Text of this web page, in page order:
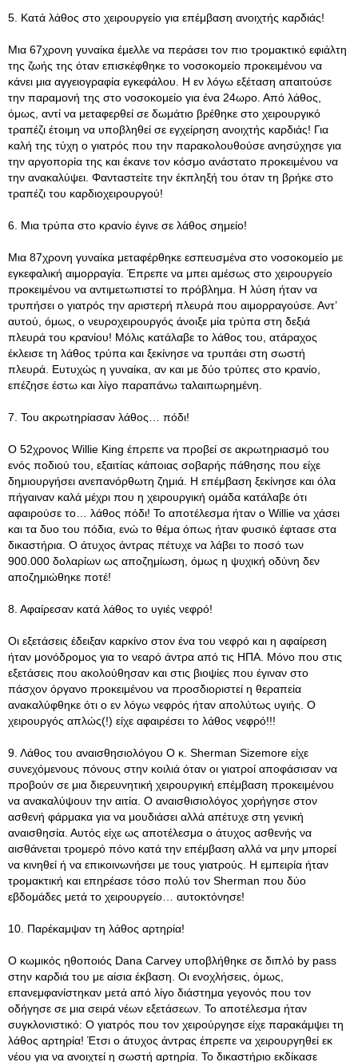
5. Κατά λάθος στο χειρουργείο για επέμβαση ανοιχτής καρδιάς!
Μια 67χρονη γυναίκα έμελλε να περάσει τον πιο τρομακτικό εφιάλτη
της ζωής της όταν επισκέφθηκε το νοσοκομείο προκειμένου να
κάνει μια αγγειογραφία εγκεφάλου. Η εν λόγω εξέταση απαιτούσε
την παραμονή της στο νοσοκομείο για ένα 24ωρο. Από λάθος,
όμως, αντί να μεταφερθεί σε δωμάτιο βρέθηκε στο χειρουργικό
τραπέζι έτοιμη να υποβληθεί σε εγχείρηση ανοιχτής καρδιάς! Για
καλή της τύχη ο γιατρός που την παρακολουθούσε ανησύχησε για
την αργοπορία της και έκανε τον κόσμο ανάστατο προκειμένου να
την ανακαλύψει. Φανταστείτε την έκπληξή του όταν τη βρήκε στο
τραπέζι του καρδιοχειρουργού!
6. Μια τρύπα στο κρανίο έγινε σε λάθος σημείο!
Μια 87χρονη γυναίκα μεταφέρθηκε εσπευσμένα στο νοσοκομείο με
εγκεφαλική αιμορραγία. Έπρεπε να μπει αμέσως στο χειρουργείο
προκειμένου να αντιμετωπιστεί το πρόβλημα. Η λύση ήταν να
τρυπήσει ο γιατρός την αριστερή πλευρά που αιμορραγούσε. Αντ’
αυτού, όμως, ο νευροχειρουργός άνοιξε μία τρύπα στη δεξιά
πλευρά του κρανίου! Μόλις κατάλαβε το λάθος του, ατάραχος
έκλεισε τη λάθος τρύπα και ξεκίνησε να τρυπάει στη σωστή
πλευρά. Ευτυχώς η γυναίκα, αν και με δύο τρύπες στο κρανίο,
επέζησε έστω και λίγο παραπάνω ταλαιπωρημένη.
7. Του ακρωτηρίασαν λάθος… πόδι!
Ο 52χρονος Willie King έπρεπε να προβεί σε ακρωτηριασμό του
ενός ποδιού του, εξαιτίας κάποιας σοβαρής πάθησης που είχε
δημιουργήσει ανεπανόρθωτη ζημιά. Η επέμβαση ξεκίνησε και όλα
πήγαιναν καλά μέχρι που η χειρουργική ομάδα κατάλαβε ότι
αφαιρούσε το… λάθος πόδι! Το αποτέλεσμα ήταν ο Willie να χάσει
και τα δυο του πόδια, ενώ το θέμα όπως ήταν φυσικό έφτασε στα
δικαστήρια. Ο άτυχος άντρας πέτυχε να λάβει το ποσό των
900.000 δολαρίων ως αποζημίωση, όμως η ψυχική οδύνη δεν
αποζημιώθηκε ποτέ!
8. Αφαίρεσαν κατά λάθος το υγιές νεφρό!
Οι εξετάσεις έδειξαν καρκίνο στον ένα του νεφρό και η αφαίρεση
ήταν μονόδρομος για το νεαρό άντρα από τις ΗΠΑ. Μόνο που στις
εξετάσεις που ακολούθησαν και στις βιοψίες που έγιναν στο
πάσχον όργανο προκειμένου να προσδιοριστεί η θεραπεία
ανακαλύφθηκε ότι ο εν λόγω νεφρός ήταν απολύτως υγιής. Ο
χειρουργός απλώς(!) είχε αφαιρέσει το λάθος νεφρό!!!
9. Λάθος του αναισθησιολόγου Ο κ. Sherman Sizemore είχε
συνεχόμενους πόνους στην κοιλιά όταν οι γιατροί αποφάσισαν να
προβούν σε μια διερευνητική χειρουργική επέμβαση προκειμένου
να ανακαλύψουν την αιτία. Ο αναισθισιολόγος χορήγησε στον
ασθενή φάρμακα για να μουδιάσει αλλά απέτυχε στη γενική
αναισθησία. Αυτός είχε ως αποτέλεσμα ο άτυχος ασθενής να
αισθάνεται τρομερό πόνο κατά την επέμβαση αλλά να μην μπορεί
να κινηθεί ή να επικοινωνήσει με τους γιατρούς. Η εμπειρία ήταν
τρομακτική και επηρέασε τόσο πολύ τον Sherman που δύο
εβδομάδες μετά το χειρουργείο… αυτοκτόνησε!
10. Παρέκαμψαν τη λάθος αρτηρία!
Ο κωμικός ηθοποιός Dana Carvey υποβλήθηκε σε διπλό by pass
στην καρδιά του με αίσια έκβαση. Οι ενοχλήσεις, όμως,
επανεμφανίστηκαν μετά από λίγο διάστημα γεγονός που τον
οδήγησε σε μια σειρά νέων εξετάσεων. Το αποτέλεσμα ήταν
συγκλονιστικό: Ο γιατρός που τον χειρούργησε είχε παρακάμψει τη
λάθος αρτηρία! Έτσι ο άτυχος άντρας έπρεπε να χειρουργηθεί εκ
νέου για να ανοιχτεί η σωστή αρτηρία. Το δικαστήριο εκδίκασε